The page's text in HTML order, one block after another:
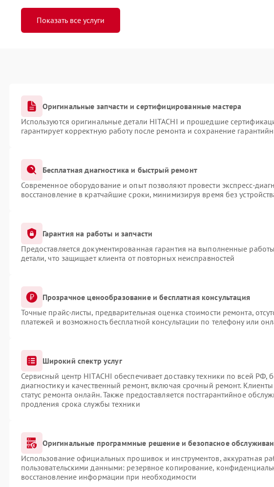
Показать все услуги
Оригинальные запчасти и сертифицированные мастера
Используются оригинальные детали HITACHI и прошедшие
гарантирует корректную работу после ремонта и сохранение
Бесплатная диагностика и быстрый ремонт
Современное оборудование и опыт позволяют провести экспресс-
восстановление в кратчайшие сроки, минимизируя время без
Гарантия на работы и запчасти
Предоставляется документированная гарантия на выполненные
детали, что защищает клиента от повторных неисправностей
Прозрачное ценообразование и бесплатная консультация
Точные прайс-листы, предварительная оценка стоимости ремонта,
платежей и возможность бесплатной консультации по телефону или
Широкий спектр услуг
Сервисный центр HITACHI обеспечивает доставку техники по всей РФ,
диагностику и качественный ремонт, включая срочный ремонт. Клиенты
статус ремонта онлайн. Также предоставляется постгарантийное
продления срока службы техники
Оригинальные программные решение и безопасное
Использование официальных прошивок и инструментов, аккуратная
пользовательскими данными: резервное копирование,
восстановление информации при необходимости